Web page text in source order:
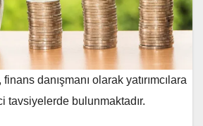
danışmanı olarak yatırımcılara
tavsiyelerde bulunmaktadır.